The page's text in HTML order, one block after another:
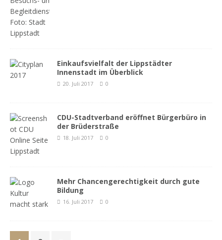
Einkaufsvielfalt der Lippstädter
Innenstadt im Überblick
20. Juli 2017 0
CDU-Stadtverband eröffnet Bürgerbüro in
der Brüderstraße
18. Juli 2017 0
Mehr Chancengerechtigkeit durch gute
Bildung
16. Juli 2017 0